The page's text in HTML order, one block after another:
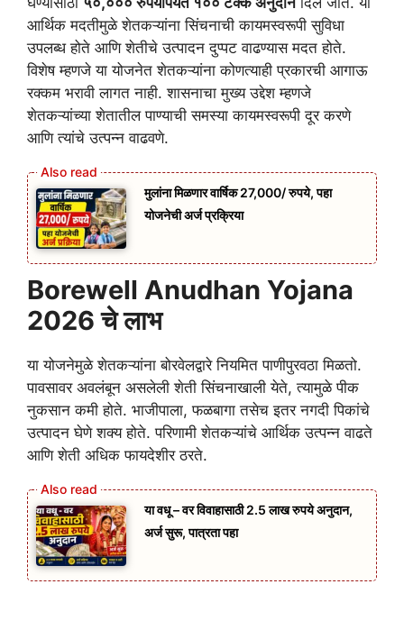
आर्थिक मदतीमुळे शेतकऱ्यांना सिंचनाची कायमस्वरूपी सुविधा
उपलब्ध होते आणि शेतीचे उत्पादन दुप्पट वाढण्यास मदत होते.
विशेष म्हणजे या योजनेत शेतकऱ्यांना कोणत्याही प्रकारची आगाऊ
रक्कम भरावी लागत नाही. शासनाचा मुख्य उद्देश म्हणजे
शेतकऱ्यांच्या शेतातील पाण्याची समस्या कायमस्वरूपी दूर करणे
आणि त्यांचे उत्पन्न वाढवणे.
मुलांना मिळणार वार्षिक 27,000/ रुपये, पहा
योजनेची अर्ज प्रक्रिया
Borewell Anudhan Yojana
2026 चे लाभ
या योजनेमुळे शेतकऱ्यांना बोरवेलद्वारे नियमित पाणीपुरवठा मिळतो.
पावसावर अवलंबून असलेली शेती सिंचनाखाली येते, त्यामुळे पीक
नुकसान कमी होते. भाजीपाला, फळबागा तसेच इतर नगदी पिकांचे
उत्पादन घेणे शक्य होते. परिणामी शेतकऱ्यांचे आर्थिक उत्पन्न वाढते
आणि शेती अधिक फायदेशीर ठरते.
या वधू – वर विवाहासाठी 2.5 लाख रुपये अनुदान,
अर्ज सुरू, पात्रता पहा